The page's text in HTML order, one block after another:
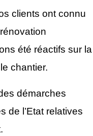
clients ont connu
été réactifs sur la
chantier.
démarches
de l’Etat relatives